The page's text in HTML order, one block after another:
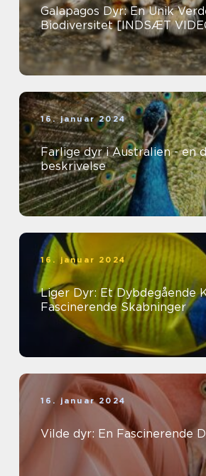
Galapagos Dyr: En Unik
Biodiversitet [INDSÆT
16. januar 2024
Farlige dyr i Australien - en
beskrivelse
16. januar 2024
Liger Dyr: Et Dybdegående
Fascinerende Skabninger
16. januar 2024
Vilde dyr: En Fascinerende